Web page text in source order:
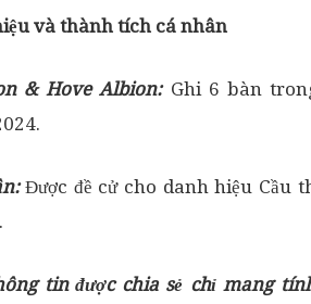
và thành tích cá nhân
& Hove Albion: Ghi 6 bàn
Được đề cử cho danh hiệu Cầu
tin được chia sẻ chỉ mang